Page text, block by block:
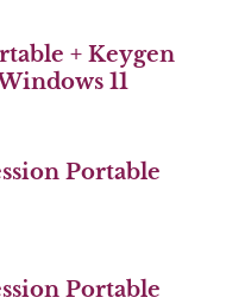
+ Keygen
11
Portable
Portable